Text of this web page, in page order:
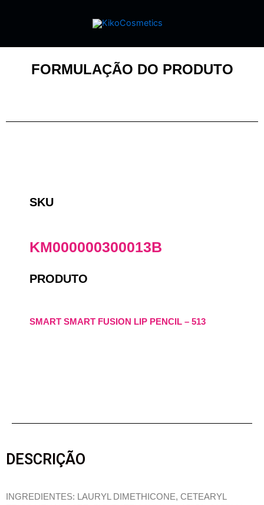
FORMULAÇÃO DO PRODUTO
SKU
KM000000300013B
PRODUTO
SMART SMART FUSION LIP PENCIL – 513
DESCRIÇÃO
INGREDIENTES: LAURYL DIMETHICONE, CETEARYL